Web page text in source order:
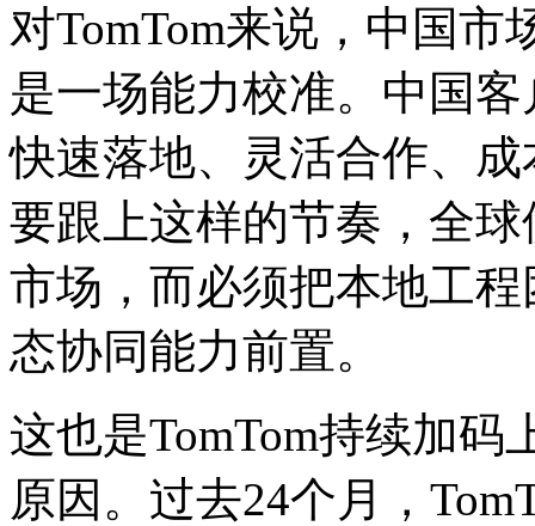
对TomTom来说，中国
是一场能力校准。中国
快速落地、灵活合作、
要跟上这样的节奏，全
市场，而必须把本地工
态协同能力前置。
这也是TomTom持续加
原因。过去24个月，